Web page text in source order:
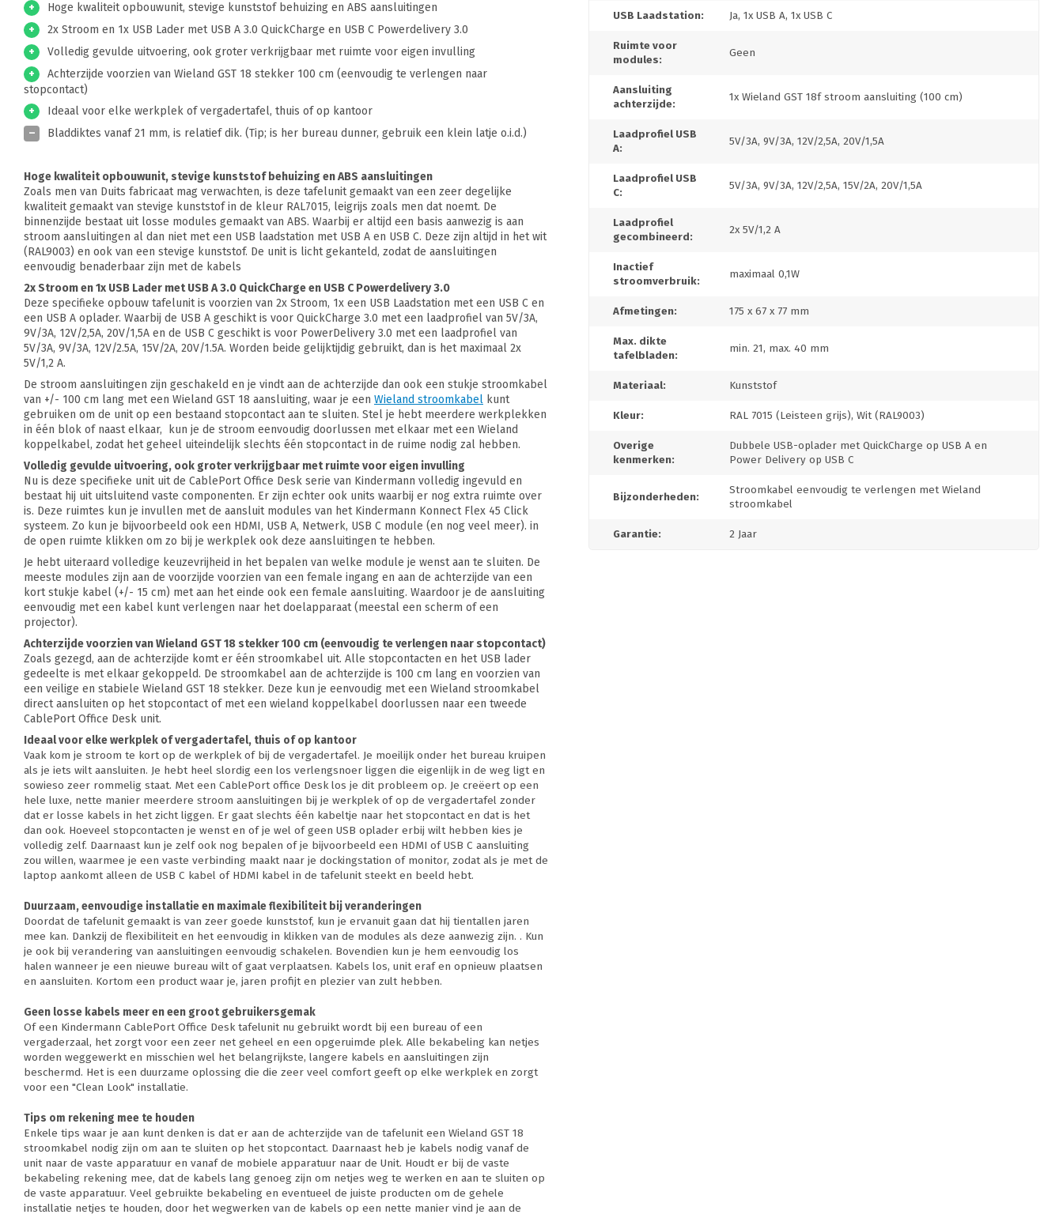
+
Hoge kwaliteit opbouwunit, stevige kunststof behuizing en ABS aansluitingen
+
2x Stroom en 1x USB Lader met USB A 3.0 QuickCharge en USB C Powerdelivery 3.0
+
Volledig gevulde uitvoering, ook groter verkrijgbaar met ruimte voor eigen invulling
+
Achterzijde voorzien van Wieland GST 18 stekker 100 cm (eenvoudig te verlengen naar
stopcontact)
+
Ideaal voor elke werkplek of vergadertafel, thuis of op kantoor
–
Bladdiktes vanaf 21 mm, is relatief dik. (Tip; is her bureau dunner, gebruik een klein latje o.i.d.)
Hoge kwaliteit opbouwunit, stevige kunststof behuizing en ABS aansluitingen
Zoals men van Duits fabricaat mag verwachten, is deze tafelunit gemaakt van een zeer degelijke
kwaliteit gemaakt van stevige kunststof in de kleur RAL7015, leigrijs zoals men dat noemt. De
binnenzijde bestaat uit losse modules gemaakt van ABS. Waarbij er altijd een basis aanwezig is aan
stroom aansluitingen al dan niet met een USB laadstation met USB A en USB C. Deze zijn altijd in het wit
(RAL9003) en ook van een stevige kunststof. De unit is licht gekanteld, zodat de aansluitingen
eenvoudig benaderbaar zijn met de kabels
2x Stroom en 1x USB Lader met USB A 3.0 QuickCharge en USB C Powerdelivery 3.0
Deze specifieke opbouw tafelunit is voorzien van 2x Stroom, 1x een USB Laadstation met een USB C en
een USB A oplader. Waarbij de USB A geschikt is voor QuickCharge 3.0 met een laadprofiel van 5V/3A,
9V/3A, 12V/2,5A, 20V/1,5A en de USB C geschikt is voor PowerDelivery 3.0 met een laadprofiel van
5V/3A, 9V/3A, 12V/2.5A, 15V/2A, 20V/1.5A. Worden beide gelijktijdig gebruikt, dan is het maximaal 2x
5V/1,2 A.
De stroom aansluitingen zijn geschakeld en je vindt aan de achterzijde dan ook een stukje stroomkabel
van +/- 100 cm lang met een Wieland GST 18 aansluiting, waar je een Wieland stroomkabel kunt
gebruiken om de unit op een bestaand stopcontact aan te sluiten. Stel je hebt meerdere werkplekken
in één blok of naast elkaar, kun je de stroom eenvoudig doorlussen met elkaar met een Wieland
koppelkabel, zodat het geheel uiteindelijk slechts één stopcontact in de ruime nodig zal hebben.
Volledig gevulde uitvoering, ook groter verkrijgbaar met ruimte voor eigen invulling
Nu is deze specifieke unit uit de CablePort Office Desk serie van Kindermann volledig ingevuld en
bestaat hij uit uitsluitend vaste componenten. Er zijn echter ook units waarbij er nog extra ruimte over
is. Deze ruimtes kun je invullen met de aansluit modules van het Kindermann Konnect Flex 45 Click
systeem. Zo kun je bijvoorbeeld ook een HDMI, USB A, Netwerk, USB C module (en nog veel meer). in
de open ruimte klikken om zo bij je werkplek ook deze aansluitingen te hebben.
Je hebt uiteraard volledige keuzevrijheid in het bepalen van welke module je wenst aan te sluiten. De
meeste modules zijn aan de voorzijde voorzien van een female ingang en aan de achterzijde van een
kort stukje kabel (+/- 15 cm) met aan het einde ook een female aansluiting. Waardoor je de aansluiting
eenvoudig met een kabel kunt verlengen naar het doelapparaat (meestal een scherm of een
projector).
Achterzijde voorzien van Wieland GST 18 stekker 100 cm (eenvoudig te verlengen naar stopcontact)
Zoals gezegd, aan de achterzijde komt er één stroomkabel uit. Alle stopcontacten en het USB lader
gedeelte is met elkaar gekoppeld. De stroomkabel aan de achterzijde is 100 cm lang en voorzien van
een veilige en stabiele Wieland GST 18 stekker. Deze kun je eenvoudig met een Wieland stroomkabel
direct aansluiten op het stopcontact of met een wieland koppelkabel doorlussen naar een tweede
CablePort Office Desk unit.
Ideaal voor elke werkplek of vergadertafel, thuis of op kantoor
Vaak kom je stroom te kort op de werkplek of bij de vergadertafel. Je moeilijk onder het bureau kruipen
als je iets wilt aansluiten. Je hebt heel slordig een los verlengsnoer liggen die eigenlijk in de weg ligt en
sowieso zeer rommelig staat. Met een CablePort office Desk los je dit probleem op. Je creëert op een
hele luxe, nette manier meerdere stroom aansluitingen bij je werkplek of op de vergadertafel zonder
dat er losse kabels in het zicht liggen. Er gaat slechts één kabeltje naar het stopcontact en dat is het
dan ook. Hoeveel stopcontacten je wenst en of je wel of geen USB oplader erbij wilt hebben kies je
volledig zelf. Daarnaast kun je zelf ook nog bepalen of je bijvoorbeeld een HDMI of USB C aansluiting
zou willen, waarmee je een vaste verbinding maakt naar je dockingstation of monitor, zodat als je met de
laptop aankomt alleen de USB C kabel of HDMI kabel in de tafelunit steekt en beeld hebt.
Duurzaam, eenvoudige installatie en maximale flexibiliteit bij veranderingen
Doordat de tafelunit gemaakt is van zeer goede kunststof, kun je ervanuit gaan dat hij tientallen jaren
mee kan. Dankzij de flexibiliteit en het eenvoudig in klikken van de modules als deze aanwezig zijn. . Kun
je ook bij verandering van aansluitingen eenvoudig schakelen. Bovendien kun je hem eenvoudig los
halen wanneer je een nieuwe bureau wilt of gaat verplaatsen. Kabels los, unit eraf en opnieuw plaatsen
en aansluiten. Kortom een product waar je, jaren profijt en plezier van zult hebben.
Geen losse kabels meer en een groot gebruikersgemak
Of een Kindermann CablePort Office Desk tafelunit nu gebruikt wordt bij een bureau of een
vergaderzaal, het zorgt voor een zeer net geheel en een opgeruimde plek. Alle bekabeling kan netjes
worden weggewerkt en misschien wel het belangrijkste, langere kabels en aansluitingen zijn
beschermd. Het is een duurzame oplossing die die zeer veel comfort geeft op elke werkplek en zorgt
voor een "Clean Look" installatie.
Tips om rekening mee te houden
Enkele tips waar je aan kunt denken is dat er aan de achterzijde van de tafelunit een Wieland GST 18
stroomkabel nodig zijn om aan te sluiten op het stopcontact. Daarnaast heb je kabels nodig vanaf de
unit naar de vaste apparatuur en vanaf de mobiele apparatuur naar de Unit. Houdt er bij de vaste
bekabeling rekening mee, dat de kabels lang genoeg zijn om netjes weg te werken en aan te sluiten op
de vaste apparatuur. Veel gebruikte bekabeling en eventueel de juiste producten om de gehele
installatie netjes te houden, door het wegwerken van de kabels op een nette manier vind je aan de
USB Laadstation: Ja, 1x USB A, 1x USB C
Ruimte voor
modules:
Geen
Aansluiting
achterzijde:
1x Wieland GST 18f stroom aansluiting (100 cm)
Laadprofiel USB
A:
5V/3A, 9V/3A, 12V/2,5A, 20V/1,5A
Laadprofiel USB
C:
5V/3A, 9V/3A, 12V/2,5A, 15V/2A, 20V/1,5A
Laadprofiel
gecombineerd:
2x 5V/1,2 A
Inactief
stroomverbruik:
maximaal 0,1W
Afmetingen: 175 x 67 x 77 mm
Max. dikte
tafelbladen:
min. 21, max. 40 mm
Materiaal: Kunststof
Kleur: RAL 7015 (Leisteen grijs), Wit (RAL9003)
Overige
kenmerken:
Dubbele USB-oplader met QuickCharge op USB A en
Power Delivery op USB C
Bijzonderheden:
Stroomkabel eenvoudig te verlengen met Wieland
stroomkabel
Garantie: 2 Jaar